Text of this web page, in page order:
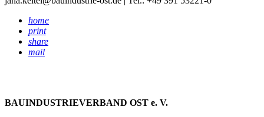
home
print
share
mail
BAUINDUSTRIEVERBAND OST e. V.